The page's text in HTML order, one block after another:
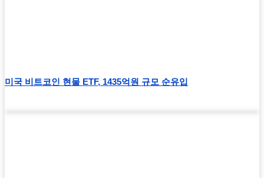
미국 비트코인 현물 ETF, 1435억원 규모 순유입